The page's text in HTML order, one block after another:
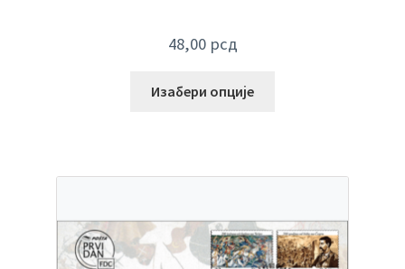
48,00 рсд
Изабери опције